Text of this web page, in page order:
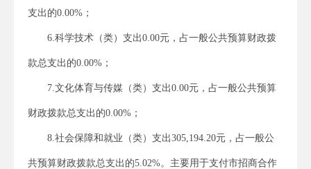
支出的0.00%；
6.科学技术（类）支出0.00元，占一般公共预算财政拨
款总支出的0.00%；
7.文化体育与传媒（类）支出0.00元，占一般公共预算
财政拨款总支出的0.00%；
8.社会保障和就业（类）支出305,194.20元，占一般公
共预算财政拨款总支出的5.02%。主要用于支付市招商合作